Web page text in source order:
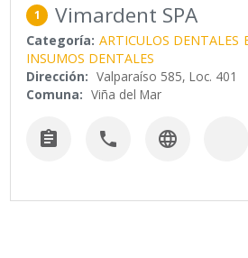
1 Vimardent SPA
Categoría: ARTICULOS DENTALES
INSUMOS DENTALES
Dirección: Valparaíso 585, Loc. 401
Comuna: Viña del Mar
  